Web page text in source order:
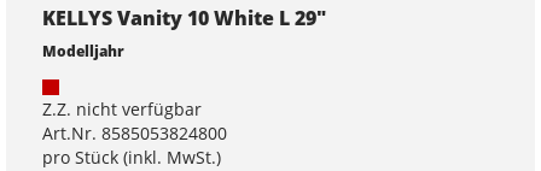
KELLYS Vanity 10 White L 29"
Modelljahr
Z.Z. nicht verfügbar
Art.Nr. 8585053824800
pro Stück (inkl. MwSt.)